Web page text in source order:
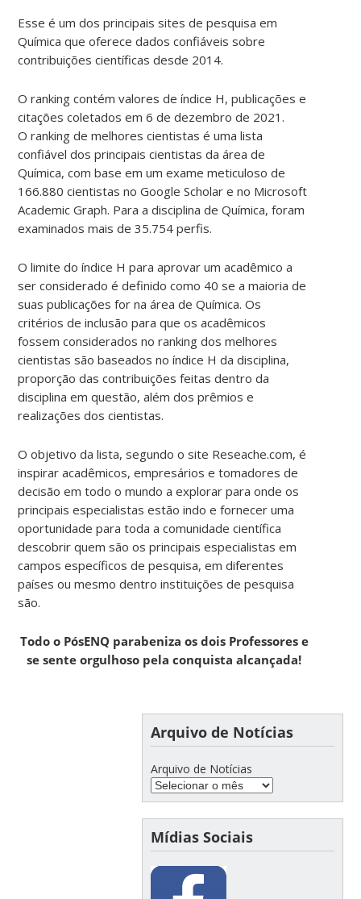
Esse é um dos principais sites de pesquisa em
Química que oferece dados confiáveis ​​sobre
contribuições científicas desde 2014.
O ranking contém valores de índice H, publicações e
citações coletados em 6 de dezembro de 2021.
O ranking de melhores cientistas é uma lista
confiável dos principais cientistas da área de
Química, com base em um exame meticuloso de
166.880 cientistas no Google Scholar e no Microsoft
Academic Graph. Para a disciplina de Química, foram
examinados mais de 35.754 perfis.
O limite do índice H para aprovar um acadêmico a
ser considerado é definido como 40 se a maioria de
suas publicações for na área de Química. Os
critérios de inclusão para que os acadêmicos
fossem considerados no ranking dos melhores
cientistas são baseados no índice H da disciplina,
proporção das contribuições feitas dentro da
disciplina em questão, além dos prêmios e
realizações dos cientistas.
O objetivo da lista, segundo o site Reseache.com, é
inspirar acadêmicos, empresários e tomadores de
decisão em todo o mundo a explorar para onde os
principais especialistas estão indo e fornecer uma
oportunidade para toda a comunidade científica
descobrir quem são os principais especialistas em
campos específicos de pesquisa, em diferentes
países ou mesmo dentro instituições de pesquisa
são.
Todo o PósENQ parabeniza os dois Professores e
se sente orgulhoso pela conquista alcançada!
Arquivo de Notícias
Arquivo de Notícias
Mídias Sociais